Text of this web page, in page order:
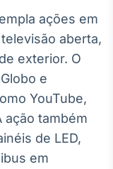
ações em
aberta,
exterior. O
e
YouTube,
ação também
de LED,
em